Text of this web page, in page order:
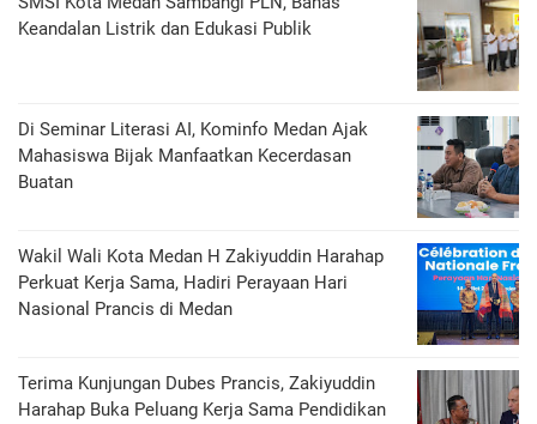
Keandalan Listrik dan Edukasi Publik
Di Seminar Literasi AI, Kominfo Medan Ajak
Mahasiswa Bijak Manfaatkan Kecerdasan
Buatan
Wakil Wali Kota Medan H Zakiyuddin Harahap
Perkuat Kerja Sama, Hadiri Perayaan Hari
Nasional Prancis di Medan
Terima Kunjungan Dubes Prancis, Zakiyuddin
Harahap Buka Peluang Kerja Sama Pendidikan